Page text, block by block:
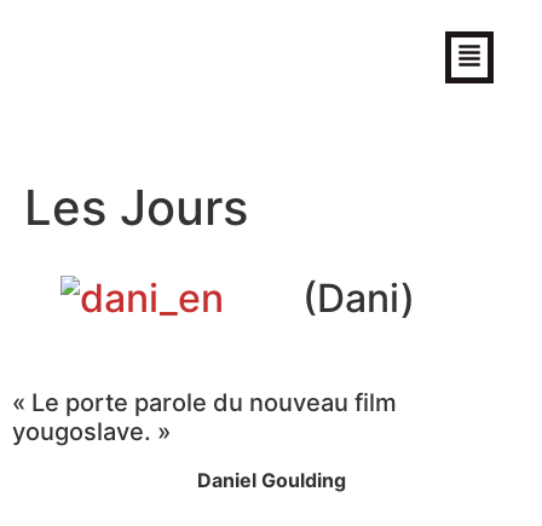
Les Jours
(Dani)
« Le porte parole du nouveau film
yougoslave. »
Daniel Goulding